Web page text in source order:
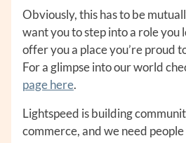
Obviously, this has to be
want you to step into a role you
offer you a place you’re proud
For a glimpse into our world
page here.
Lightspeed is building
commerce, and we need